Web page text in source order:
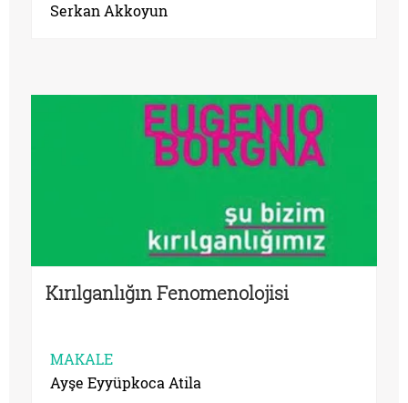
Serkan Akkoyun
Kırılganlığın Fenomenolojisi
MAKALE
Ayşe Eyyüpkoca Atila